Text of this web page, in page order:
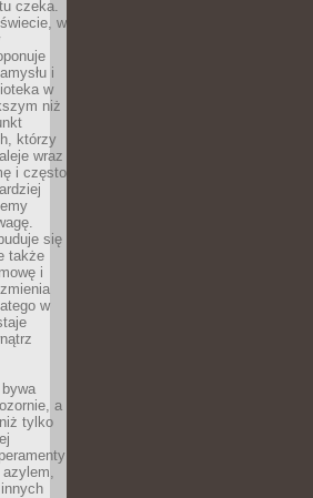
czeka.
w
i
w
niż
którzy
wraz
i często
się
także
i
w
a
tylko